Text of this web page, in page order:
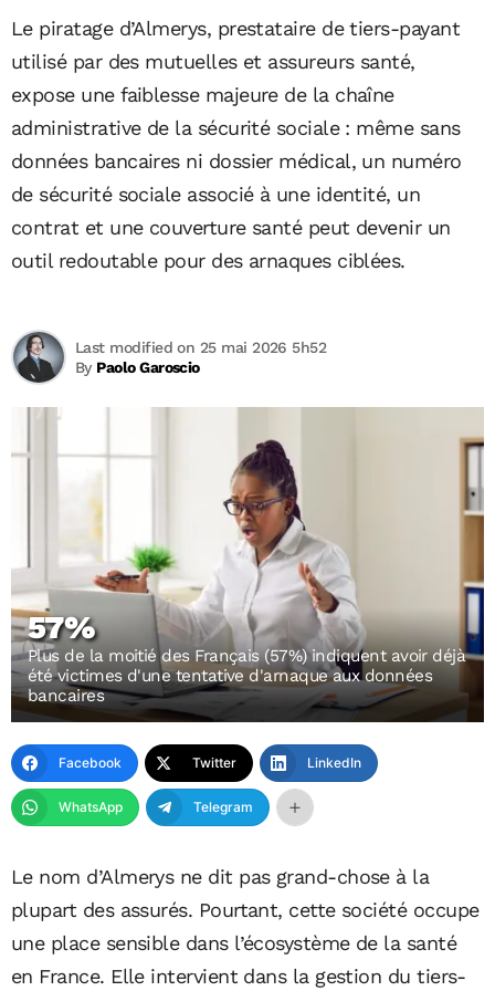
Le piratage d’Almerys, prestataire de tiers-payant
utilisé par des mutuelles et assureurs santé,
expose une faiblesse majeure de la chaîne
administrative de la sécurité sociale : même sans
données bancaires ni dossier médical, un numéro
de sécurité sociale associé à une identité, un
contrat et une couverture santé peut devenir un
outil redoutable pour des arnaques ciblées.
By Paolo Garoscio
Last modified on 25 mai 2026 5h52
57%
Plus de la moitié des Français (57%) indiquent avoir déjà
été victimes d'une tentative d'arnaque aux données
bancaires
Facebook Twitter LinkedIn
WhatsApp Telegram
Le nom d’Almerys ne dit pas grand-chose à la
plupart des assurés. Pourtant, cette société occupe
une place sensible dans l’écosystème de la santé
en France. Elle intervient dans la gestion du tiers-